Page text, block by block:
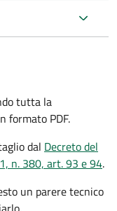
tutta la
formato PDF.
dal Decreto del
n. 380, art. 93 e 94.
un parere tecnico